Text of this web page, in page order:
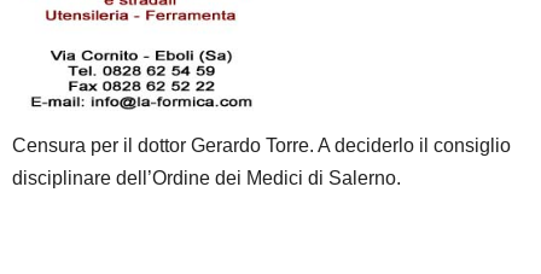
Censura per il dottor Gerardo Torre. A deciderlo il consiglio
disciplinare dell’Ordine dei Medici di Salerno.